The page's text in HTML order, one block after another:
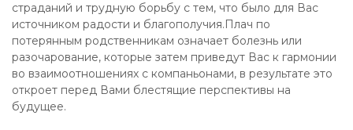
страданий и трудную борьбу с тем, что было для Вас
источником радости и благополучия.Плач по
потерянным родственникам означает болезнь или
разочарование, которые затем приведут Вас к гармонии
во взаимоотношениях с компаньонами, в результате это
откроет перед Вами блестящие перспективы на
будущее.